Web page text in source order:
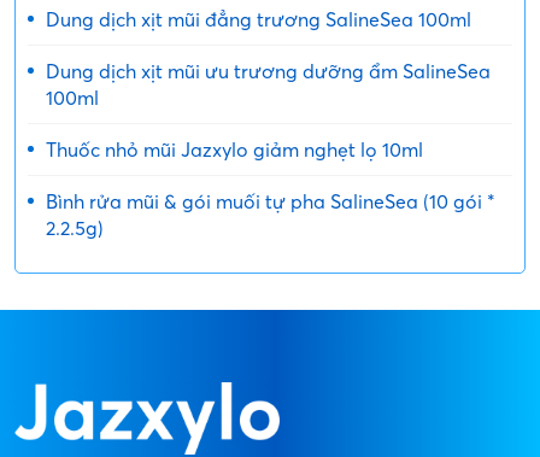
Dung dịch xịt mũi đẳng trương SalineSea 100ml
Dung dịch xịt mũi ưu trương dưỡng ẩm SalineSea
100ml
Thuốc nhỏ mũi Jazxylo giảm nghẹt lọ 10ml
Bình rửa mũi & gói muối tự pha SalineSea (10 gói *
2.2.5g)